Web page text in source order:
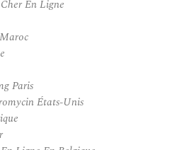
En Ligne
Paris
États-Unis